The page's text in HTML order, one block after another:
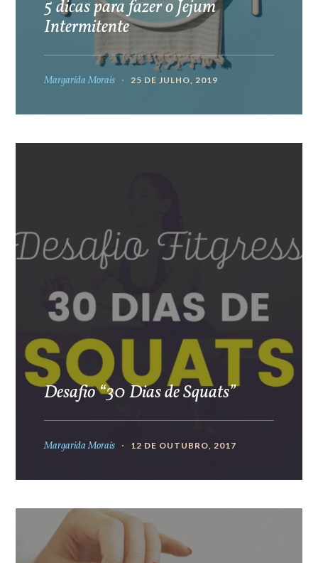
5 dicas para fazer o Jejum
Intermitente
Margarida Morais 25 DE JULHO, 2019
Desafio “30 Dias de Squats”
Margarida Morais 12 DE OUTUBRO, 2017